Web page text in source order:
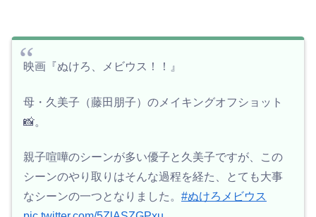
映画『ぬけろ、メビウス！！』
母・久美子（藤田朋子）のメイキングオフショット
📸。
親子喧嘩のシーンが多い優子と久美子ですが、この
シーンのやり取りはそんな過程を経た、とても大事
なシーンの一つとなりました。 #ぬけろメビウス